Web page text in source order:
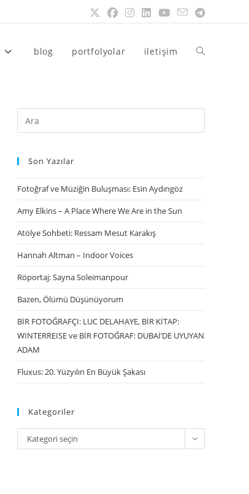
blog portfolyolar iletişim
Son Yazılar
Fotoğraf ve Müziğin Buluşması: Esin Aydıngöz
Amy Elkins – A Place Where We Are in the Sun
Atölye Sohbeti: Ressam Mesut Karakış
Hannah Altman – Indoor Voices
Röportaj: Sayna Soleimanpour
Bazen, Ölümü Düşünüyorum
BİR FOTOĞRAFÇI: LUC DELAHAYE, BİR KİTAP:
WINTERREISE ve BİR FOTOĞRAF: DUBAİ’DE UYUYAN
ADAM
Fluxus: 20. Yüzyılın En Büyük Şakası
Kategoriler
Kategori seçin